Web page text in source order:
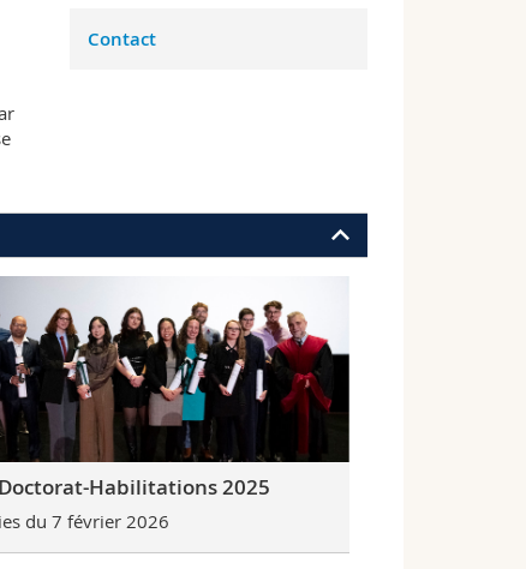
Contact
Habilitations 2025
du 7 février 2026